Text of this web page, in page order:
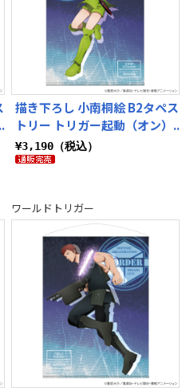
描き下ろし 小南桐絵 B2タペス
トリー トリガー起動（オン）..
¥3,190（税込）
ワールドトリガー